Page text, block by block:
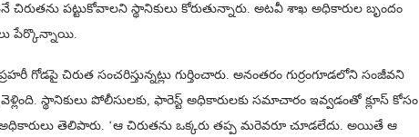
పట్టుకోవాలని స్థానికులు కోరుతున్నారు. అటవీ శాఖ అధికారుల బృందం
పేర్కొన్నాయి.
గోడపై చిరుత సంచరిస్తున్నట్లు గుర్తించారు. అనంతరం గుర్రంగూడలోని సంజీవని
స్థానికులు పోలీసులకు, ఫారెస్ట్ అధికారులకు సమాచారం ఇవ్వడంతో క్లూస్ కోసం
తెలిపారు. ‘ఆ చిరుతను ఒక్కరు తప్ప మరెవరూ చూడలేదు. అయితే ఆ